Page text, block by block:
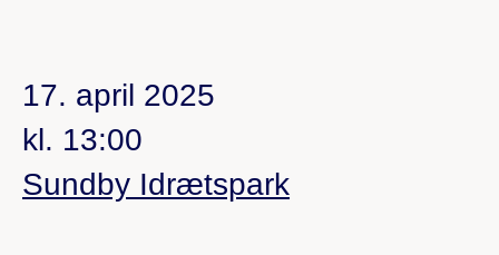
17. april 2025
kl. 13:00
Sundby Idrætspark